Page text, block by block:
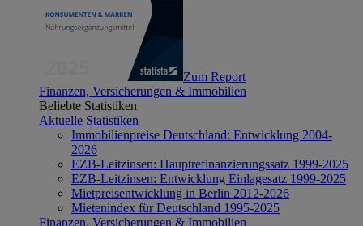
Zum Report
Finanzen, Versicherungen & Immobilien
Beliebte Statistiken
Aktuelle Statistiken
Immobilienpreise Deutschland: Entwicklung 2004-
2026
EZB-Leitzinsen: Hauptrefinanzierungssatz 1999-2025
EZB-Leitzinsen: Entwicklung Einlagesatz 1999-2025
Mietpreisentwicklung in Berlin 2012-2026
Mietenindex für Deutschland 1995-2025
Finanzen, Versicherungen & Immobilien